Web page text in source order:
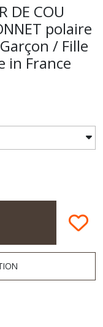
DE COU
polaire
/ Fille
in France